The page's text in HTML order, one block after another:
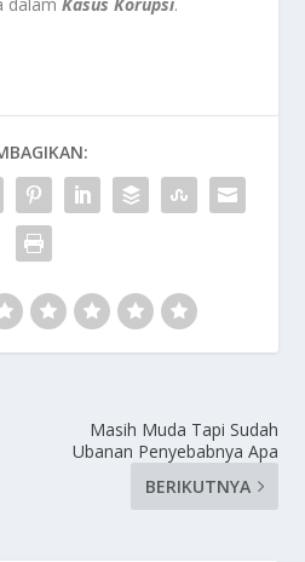
Masih Muda Tapi Sudah
Ubanan Penyebabnya Apa
BERIKUTNYA